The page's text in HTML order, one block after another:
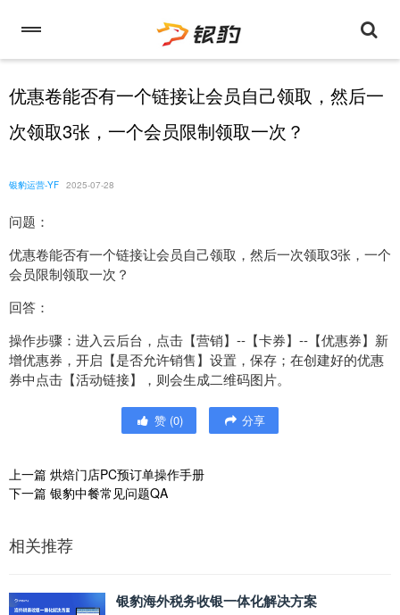
优惠卷能否有一个链接让会员自己领取，然后一
次领取3张，一个会员限制领取一次？
银豹运营-YF 2025-07-28
问题：
优惠卷能否有一个链接让会员自己领取，然后一次领取3张，一个
会员限制领取一次？
回答：
操作步骤：进入云后台，点击【营销】--【卡券】--【优惠券】新
增优惠券，开启【是否允许销售】设置，保存；在创建好的优惠
券中点击【活动链接】，则会生成二维码图片。
赞 (0) 分享
上一篇 烘焙门店PC预订单操作手册
下一篇 银豹中餐常见问题QA
相关推荐
银豹海外税务收银一体化解决方案